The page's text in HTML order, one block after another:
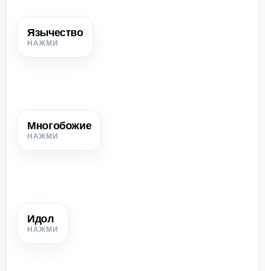
Язычество
Дохристианские верования, связанные с поклонением
Многобожие
Вера во многих богов, каждый из которых отвечал за
Идол
Изображение божества, сделанное из дерева, камня или